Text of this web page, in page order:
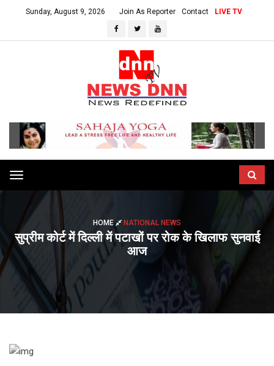
Sunday, August 9, 2026 Join As Reporter Contact LIVE TV
Toggle
navigation
HOME NATIONAL NEWS
सुप्रीम कोर्ट में दिल्ली में पटाखों पर रोक के खिलाफ सुनवाई
आज